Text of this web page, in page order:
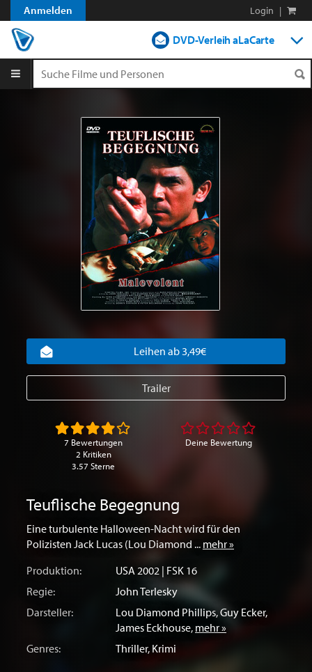
Anmelden Login |
DVD-Verleih aLaCarte
Shop
Blog
Teuflische Begegnung
Eine turbulente Halloween-Nacht wird für den
Polizisten Jack Lucas (Lou Diamond ... mehr »
Produktion:
USA 2002 | FSK 16
Regie:
John Terlesky
Darsteller:
Lou Diamond Phillips,Guy Ecker,
James Eckhouse, mehr »
Genres:
Thriller, Krimi
Leihen ab 3,49€
Trailer
7 Bewertungen
2 Kritiken
3.57 Sterne
Deine Bewertung